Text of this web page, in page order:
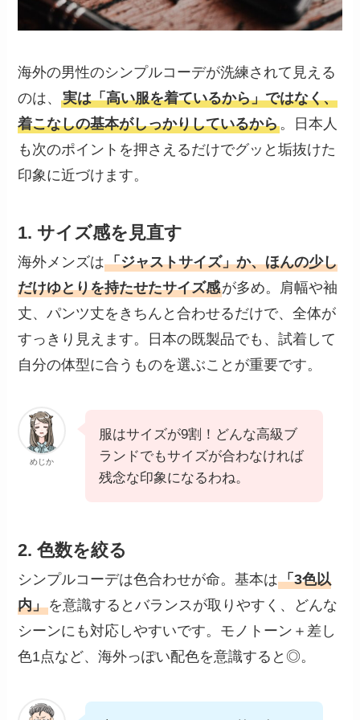
海外の男性のシンプルコーデが洗練されて見える
のは、実は「高い服を着ているから」ではなく、
着こなしの基本がしっかりしているから。日本人
も次のポイントを押さえるだけでグッと垢抜けた
印象に近づけます。
1. サイズ感を見直す
海外メンズは「ジャストサイズ」か、ほんの少し
だけゆとりを持たせたサイズ感が多め。肩幅や袖
丈、パンツ丈をきちんと合わせるだけで、全体が
すっきり見えます。日本の既製品でも、試着して
自分の体型に合うものを選ぶことが重要です。
めじか
服はサイズが9割！どんな高級ブ
ランドでもサイズが合わなければ
残念な印象になるわね。
2. 色数を絞る
シンプルコーデは色合わせが命。基本は「3色以
内」を意識するとバランスが取りやすく、どんな
シーンにも対応しやすいです。モノトーン＋差し
色1点など、海外っぽい配色を意識すると◎。